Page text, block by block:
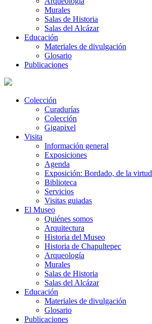
Murales
Salas de Historia
Salas del Alcázar
Educación
Materiales de divulgación
Glosario
Publicaciones
Colección
Curadurías
Colección
Gigapixel
Visita
Información general
Exposiciones
Agenda
Exposición: Bordado, de la virtud
Biblioteca
Servicios
Visitas guiadas
El Museo
Quiénes somos
Arquitectura
Historia del Museo
Historia de Chapultepec
Arqueología
Murales
Salas de Historia
Salas del Alcázar
Educación
Materiales de divulgación
Glosario
Publicaciones